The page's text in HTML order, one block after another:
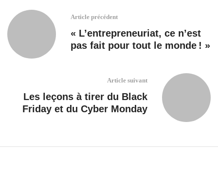
Article précédent
« L’entrepreneuriat, ce n’est
pas fait pour tout le monde ! »
Article suivant
Les leçons à tirer du Black
Friday et du Cyber Monday